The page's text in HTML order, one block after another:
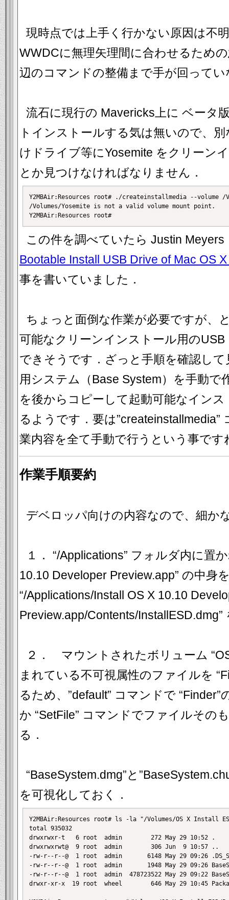
現時点では上手く行かない原因は不
WWDCに無理矢理間に合わせるため
辺のコマンドの整備まで手が回って
流石に現行の Mavericks上に ベータ
トインストールする気は無いので、
けドライブ等にYosemite をクリーン
とか見つけなければなりません．
Y2MBAir:Resources root# ./createinstallmedia --volume /
/Volumes/Yosemite is not a valid volume mount point.
この件を調べていたら Justin
Bootable Install USB Drive of Mac OS
事を書いていました．
ちょっと面倒な作業が必要ですが、
可能なクリーンインストール用の
できそうです．ざっと手順を確認し
用システム（Base System）を手動で
を後からコピーして起動可能なイン
るようです．要は
業内容を全て手動で行うという事です
作業手順要約
デベロッパ向けの内容なので、細か
１． “/Applications” フォルダ内に置
10.10 Developer Preview.app” の中身
“/Applications/Install OS X 10.10
Preview.app/Contents/
２． マウントされたボリューム
まれている不可視属性のファイルを
るため、”default” コマンドで
か “SetFile” コマンドでファイルその
る．
“BaseSystem.dmg”と
を可視化しておく．
Y2MBAir:Resources root# ls -la "/Volumes/OS X Install
total 935032
drwxrwxr-t   6 root  admin        272 May 29 10:52 .
drwxrwxrwt@  9 root  admin        306 Jun  9 10:57 ..
-rw-r--r--@  1 root  admin       6148 May 29 09:26
-rw-r--r--@  1 root  admin       1948 May 29 09:26
-rw-r--r--@  1 root  admin  478723522 May 29 09:22
drwxr-xr-x  19 root  wheel        646 May 29 10:45